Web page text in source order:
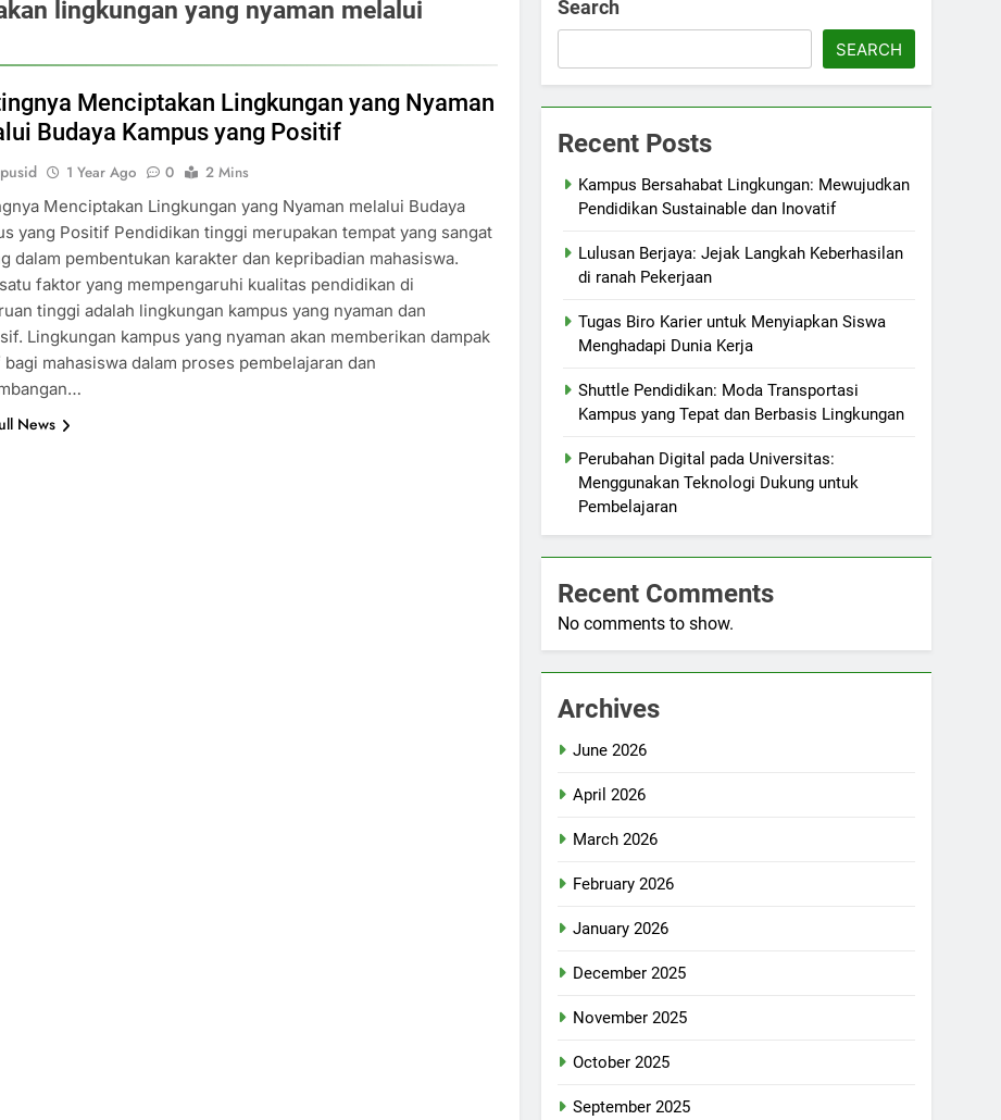
lingkungan yang nyaman melalui
Menciptakan Lingkungan yang Nyaman
Budaya Kampus yang Positif
1 Year Ago 0
2 Mins
Menciptakan Lingkungan yang Nyaman melalui Budaya
yang Positif Pendidikan tinggi merupakan tempat yang sangat
dalam pembentukan karakter dan kepribadian mahasiswa.
faktor yang mempengaruhi kualitas pendidikan di
tinggi adalah lingkungan kampus yang nyaman dan
Lingkungan kampus yang nyaman akan memberikan dampak
mahasiswa dalam proses pembelajaran dan
News
Search
SEARCH
Recent Posts
Kampus Bersahabat Lingkungan: Mewujudkan
Pendidikan Sustainable dan Inovatif
Lulusan Berjaya: Jejak Langkah Keberhasilan
di ranah Pekerjaan
Tugas Biro Karier untuk Menyiapkan Siswa
Menghadapi Dunia Kerja
Shuttle Pendidikan: Moda Transportasi
Kampus yang Tepat dan Berbasis Lingkungan
Perubahan Digital pada Universitas:
Menggunakan Teknologi Dukung untuk
Pembelajaran
Recent Comments
No comments to show.
Archives
June 2026
April 2026
March 2026
February 2026
January 2026
December 2025
November 2025
October 2025
September 2025